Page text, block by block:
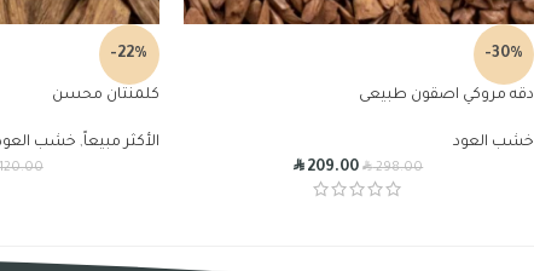
-30%
دقه مروكي اصقون طبيعى
خشب العود
R298.00
R209.00
-22%
كلمنتان محسن
الأكثر مبيعاً, خشب